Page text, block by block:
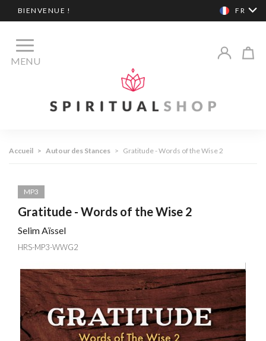
BIENVENUE ! FR
MENU
Accueil > Autour des Stances > Gratitude - Words of the Wise 2
MP3
Gratitude - Words of the Wise 2
Selim Aïssel
HRS-MP3-WWG2